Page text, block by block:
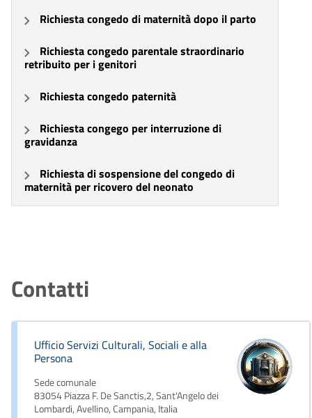
Richiesta congedo di maternità dopo il parto
Richiesta congedo parentale straordinario
retribuito per i genitori
Richiesta congedo paternità
Richiesta congego per interruzione di
gravidanza
Richiesta di sospensione del congedo di
maternità per ricovero del neonato
Contatti
Ufficio Servizi Culturali, Sociali e alla
Persona
Sede comunale
83054 Piazza F. De Sanctis,2, Sant'Angelo dei
Lombardi, Avellino, Campania, Italia